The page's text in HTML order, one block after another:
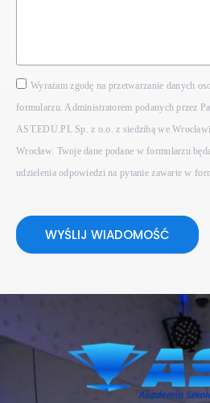
Wyrażam zgodę na przetwarzanie danych
formularzu. Administratorem podanych przez
AST.EDU.PL Sp. z o.o. z siedzibą we
Wrocław. Twoje dane podane w formularzu
udzielenia odpowiedzi na pytanie zawarte w
WYŚLIJ WIADOMOŚĆ